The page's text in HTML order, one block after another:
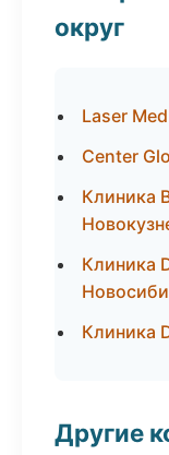
округ
Laser
Center
Клиника
Клиника
Клиника
Другие